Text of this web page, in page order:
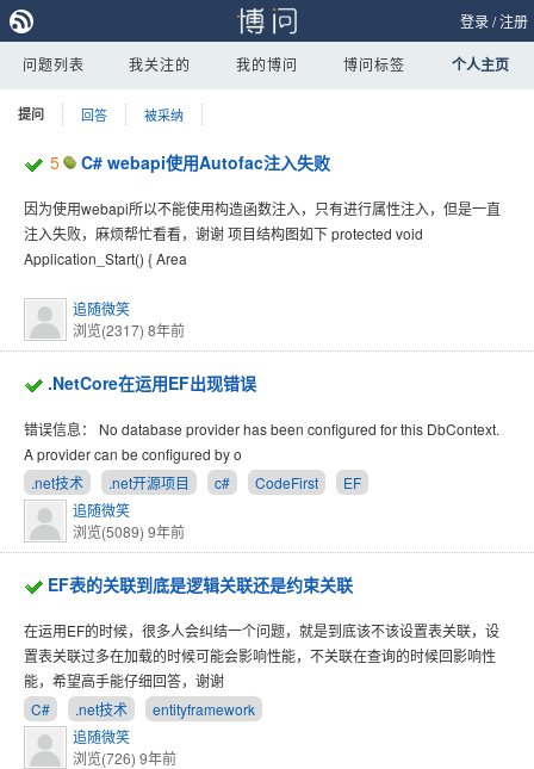
登录/注册
问题列表 我关注的 我的博问 博问标签 个人主页
提问 回答 被采纳
5 C# webapi使用Autofac注入失败
因为使用webapi所以不能使用构造函数注入，只有进行属性注入，但是一直
注入失败，麻烦帮忙看看，谢谢 项目结构图如下 protected void
Application_Start() { Area
追随微笑
浏览(2317) 8年前
.NetCore在运用EF出现错误
错误信息： No database provider has been configured for this DbContext.
A provider can be configured by o
.net技术
.net开源项目 c# CodeFirst
EF
追随微笑
浏览(5089) 9年前
EF表的关联到底是逻辑关联还是约束关联
在运用EF的时候，很多人会纠结一个问题，就是到底该不该设置表关联，设
置表关联过多在加载的时候可能会影响性能，不关联在查询的时候回影响性
能，希望高手能仔细回答，谢谢
C#
.net技术
entityframework
追随微笑
浏览(726) 9年前